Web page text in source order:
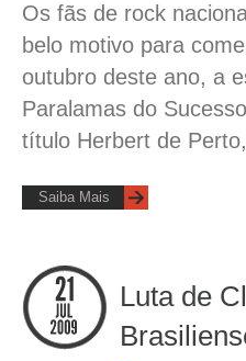
Os fãs de rock
belo motivo para
outubro deste ano, a
Paralamas do
título Herbert de
Saiba Mais
Luta de